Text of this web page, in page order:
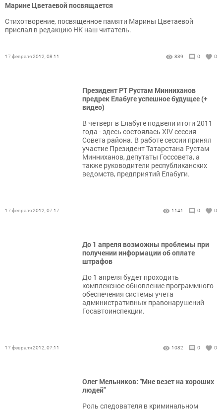
Марине Цветаевой посвящается
Стихотворение, посвященное памяти Марины Цветаевой
прислал в редакцию НК наш читатель.
17 февраля 2012, 08:11 839 0 0
Президент РТ Рустам Минниханов
предрек Елабуге успешное будущее (+
видео)
В четверг в Елабуге подвели итоги 2011
года - здесь состоялась XIV сессия
Совета района. В работе сессии принял
участие Президент Татарстана Рустам
Минниханов, депутаты Госсовета, а
также руководители республиканских
ведомств, предприятий Елабуги.
17 февраля 2012, 07:17 1141 0 0
До 1 апреля возможны проблемы при
получении информации об оплате
штрафов
До 1 апреля будет проходить
комплексное обновление программного
обеспечения системы учета
административных правонарушений
Госавтоинспекции.
17 февраля 2012, 07:11 1082 0 0
Олег Мельников: "Мне везет на хороших
людей"
Роль следователя в криминальном